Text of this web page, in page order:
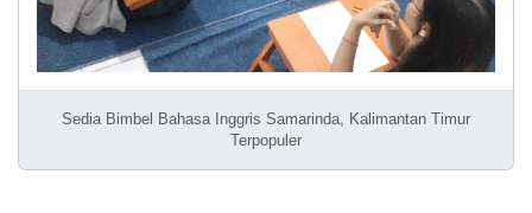
Sedia Bimbel Bahasa Inggris Samarinda, Kalimantan Timur
Terpopuler